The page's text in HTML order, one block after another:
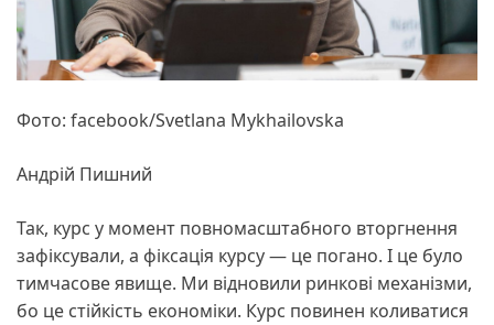
Фото: facebook/Svetlana Mykhailovska
Андрій Пишний
Так, курс у момент повномасштабного вторгнення
зафіксували, а фіксація курсу — це погано. І це було
тимчасове явище. Ми відновили ринкові механізми,
бо це стійкість економіки. Курс повинен коливатися